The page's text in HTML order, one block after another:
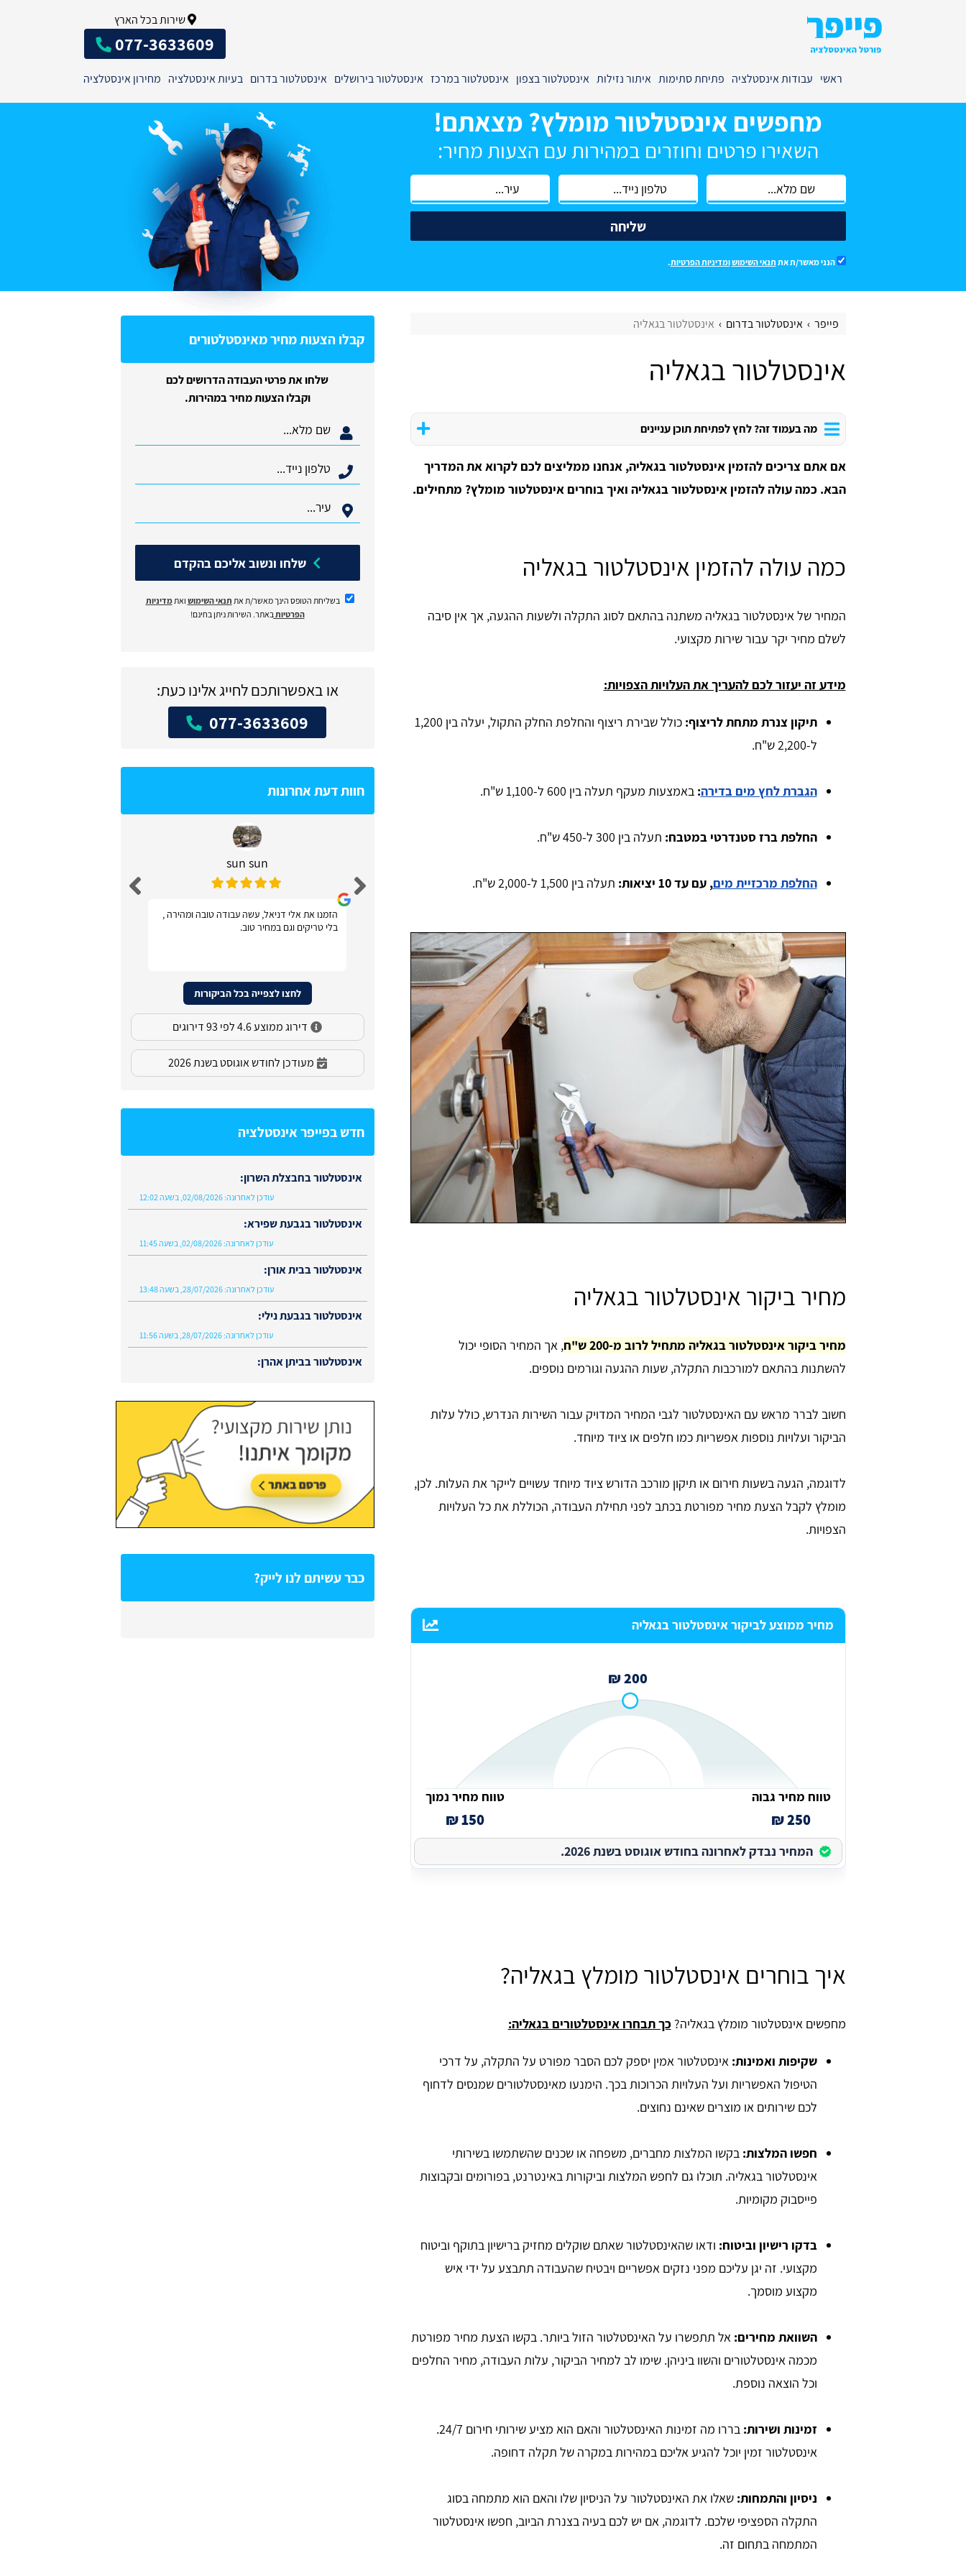
שירות בכל הארץ
077-3633609
ראשי עבודות אינסטלציה פתיחת סתימות איתור נזילות אינסטלטור בצפון אינסטלטור במרכז אינסטלטור בירושלים אינסטלטור בדרום בעיות אינסטלציה מחירון אינסטלציה
מחפשים אינסטלטור מומלץ? מצאתם!
השאירו פרטים וחוזרים במהירות עם הצעות מחיר:
שליחה
הנני מאשר/ת את תנאי השימושומדיניות הפרטיות.
פייפר אינסטלטור בדרום אינסטלטור בגאליה
אינסטלטור בגאליה
מה בעמוד זה? לחץ לפתיחת תוכן עניינים
אם אתם צריכים להזמין אינסטלטור בגאליה, אנחנו ממליצים לכם לקרוא את המדריך
הבא. כמה עולה להזמין אינסטלטור בגאליה ואיך בוחרים אינסטלטור מומלץ? מתחילים.
כמה עולה להזמין אינסטלטור בגאליה
המחיר של אינסטלטור בגאליה משתנה בהתאם לסוג התקלה ולשעות ההגעה, אך אין סיבה
לשלם מחיר יקר עבור שירות מקצועי.
מידע זה יעזור לכם להעריך את העלויות הצפויות:
תיקון צנרת מתחת לריצוף:
כולל שבירת ריצוף והחלפת החלק התקול, יעלה בין 1,200
ל-2,200 ש"ח.
הגברת לחץ מים בדירה: באמצעות מעקף תעלה בין 600 ל-1,100 ש"ח.
החלפת ברז סטנדרטי במטבח: תעלה בין 300 ל-450 ש"ח.
החלפת מרכזיית מים, עם עד 10 יציאות: תעלה בין 1,500 ל-2,000 ש"ח.
מחיר ביקור אינסטלטור בגאליה
מחיר ביקור אינסטלטור בגאליה מתחיל לרוב מ-200 ש"ח
, אך המחיר הסופי יכול
להשתנות בהתאם למורכבות התקלה, שעות ההגעה וגורמים נוספים.
חשוב לברר מראש עם האינסטלטור לגבי המחיר המדויק עבור השירות הנדרש, כולל עלות
הביקור ועלויות נוספות אפשריות כמו חלפים או ציוד מיוחד.
לדוגמה, הגעה בשעות חירום או תיקון מורכב הדורש ציוד מיוחד עשויים לייקר את העלות. לכן,
מומלץ לקבל הצעת מחיר מפורטת בכתב לפני תחילת העבודה, הכוללת את כל העלויות
הצפויות.
מחיר ממוצע לביקור אינסטלטור בגאליה
200 ₪
טווח מחיר גבוה
250 ₪
טווח מחיר נמוך
150 ₪
המחיר נבדק לאחרונה בחודש אוגוסט בשנת 2026.
איך בוחרים אינסטלטור מומלץ בגאליה?
מחפשים אינסטלטור מומלץ בגאליה? כך תבחרו אינסטלטורים בגאליה:
שקיפות ואמינות: אינסטלטור אמין יספק לכם הסבר מפורט על התקלה, על דרכי
הטיפול האפשריות ועל העלויות הכרוכות בכך. הימנעו מאינסטלטורים שמנסים לדחוף
לכם שירותים או מוצרים שאינם נחוצים.
חפשו המלצות: בקשו המלצות מחברים, משפחה או שכנים שהשתמשו בשירותי
אינסטלטור בגאליה. תוכלו גם לחפש המלצות וביקורות באינטרנט, בפורומים ובקבוצות
פייסבוק מקומיות.
בדקו רישיון וביטוח: ודאו שהאינסטלטור שאתם שוקלים מחזיק ברישיון בתוקף וביטוח
מקצועי. זה יגן עליכם מפני נזקים אפשריים ויבטיח שהעבודה תתבצע על ידי איש
מקצוע מוסמך.
השוואת מחירים: אל תתפשרו על האינסטלטור הזול ביותר. בקשו הצעת מחיר מפורטת
מכמה אינסטלטורים והשוו ביניהן. שימו לב למחיר הביקור, עלות העבודה, מחיר החלפים
וכל הוצאה נוספת.
זמינות ושירות:
בררו מה זמינות האינסטלטור והאם הוא מציע שירותי חירום 24/7.
אינסטלטור זמין יוכל להגיע אליכם במהירות במקרה של תקלה דחופה.
ניסיון והתמחות: שאלו את האינסטלטור על הניסיון שלו והאם הוא מתמחה בסוג
התקלה הספציפי שלכם. לדוגמה, אם יש לכם בעיה בצנרת הביוב, חפשו אינסטלטור
המתמחה בתחום זה.
קבלו הצעות מחיר מאינסטלטורים
שלחו את פרטי העבודה הדרושים לכם
וקבלו הצעות מחיר במהירות.
שלחו ונשוב אליכם בהקדם
בשליחת הטופס הינך מאשר/ת את תנאי השימוש ואתמדיניות
הפרטיותבאתר. השירות ניתן בחינם!
או באפשרותכם לחייג אלינו כעת:
077-3633609
חוות דעת אחרונות
sun sun
הזמנו את אלי דניאל, עשה עבודה טובה ומהירה ,
בלי טריקים וגם במחיר טוב.
לחצו לצפייה בכל הביקורות
דירוג ממוצע 4.6 לפי 93 דירוגים
מעודכן לחודש אוגוסט בשנת 2026
חדש בפייפר אינסטלציה
אינסטלטור בחבצלת השרון:
עודכן לאחרונה:02/08/2026, בשעה 12:02
אינסטלטור בגבעת שפירא:
עודכן לאחרונה:02/08/2026, בשעה 11:45
אינסטלטור בבית אורן:
עודכן לאחרונה:28/07/2026, בשעה 13:48
אינסטלטור בגבעת נילי:
עודכן לאחרונה:28/07/2026, בשעה 11:56
אינסטלטור בביתן אהרן:
כבר עשיתם לנו לייק?